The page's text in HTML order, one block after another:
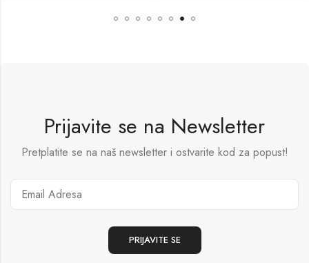
Prijavite se na Newsletter
Pretplatite se na naš newsletter i ostvarite kod za popust!